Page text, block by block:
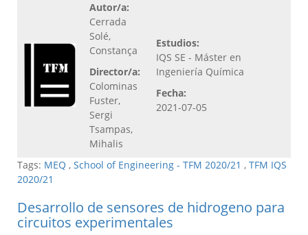
Autor/a:
Cerrada
Solé,
Constança
Director/a:
Colominas
Fuster,
Sergi
Tsampas,
Mihalis
Estudios:
IQS SE - Máster en
Ingeniería Química
Fecha:
2021-07-05
Tags: MEQ , School of Engineering - TFM 2020/21 , TFM IQS
2020/21
Desarrollo de sensores de hidrogeno para
circuitos experimentales